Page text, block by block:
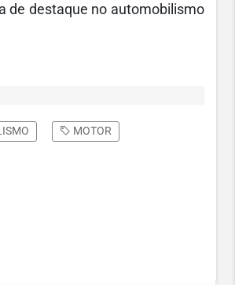
de destaque no automobilismo
MOTOR